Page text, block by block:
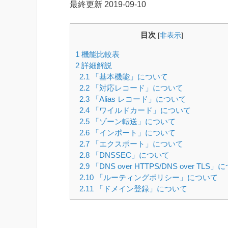
最終更新 2019-09-10
目次 [非表示]
1 機能比較表
2 詳細解説
2.1 「基本機能」について
2.2 「対応レコード」について
2.3 「Alias レコード」について
2.4 「ワイルドカード」について
2.5 「ゾーン転送」について
2.6 「インポート」について
2.7 「エクスポート」について
2.8 「DNSSEC」について
2.9 「DNS over HTTPS/DNS over TLS」に
2.10 「ルーティングポリシー」について
2.11 「ドメイン登録」について